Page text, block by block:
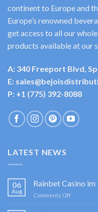
continent to Europe and
Europe’s renowned
get access to all our
products available at our
A: 340 Freeport Blvd,
E:
P: +1 (775) 392-8088
LATEST NEWS
06
Aug
Rainbet Casino im
Comments Offon